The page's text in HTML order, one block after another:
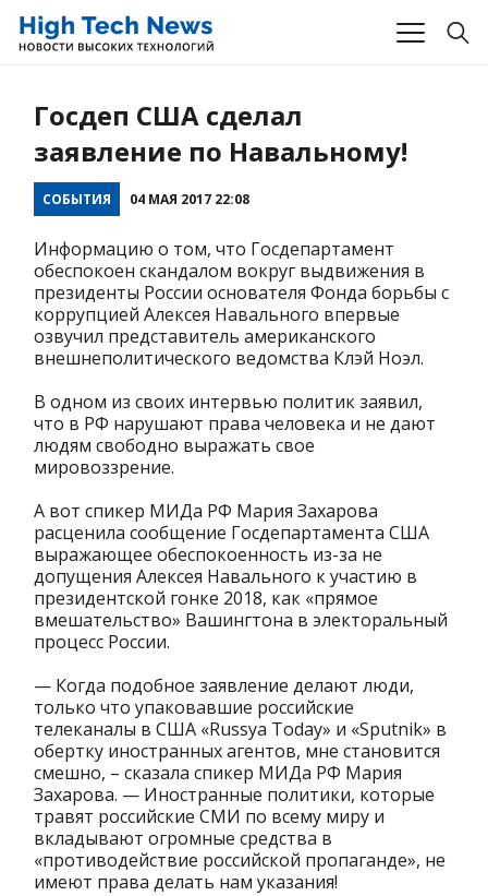
Госдеп США сделал
заявление по Навальному!
СОБЫТИЯ 04 МАЯ 2017 22:08
Информацию о том, что Госдепартамент
обеспокоен скандалом вокруг выдвижения в
президенты России основателя Фонда борьбы с
коррупцией Алексея Навального впервые
озвучил представитель американского
внешнеполитического ведомства Клэй Ноэл.
В одном из своих интервью политик заявил,
что в РФ нарушают права человека и не дают
людям свободно выражать свое
мировоззрение.
А вот спикер МИДа РФ Мария Захарова
расценила сообщение Госдепартамента США
выражающее обеспокоенность из-за не
допущения Алексея Навального к участию в
президентской гонке 2018, как «прямое
вмешательство» Вашингтона в электоральный
процесс России.
— Когда подобное заявление делают люди,
только что упаковавшие российские
телеканалы в США «Russya Today» и «Sputnik» в
обертку иностранных агентов, мне становится
смешно, – сказала спикер МИДа РФ Мария
Захарова. — Иностранные политики, которые
травят российские СМИ по всему миру и
вкладывают огромные средства в
«противодействие российской пропаганде», не
имеют права делать нам указания!